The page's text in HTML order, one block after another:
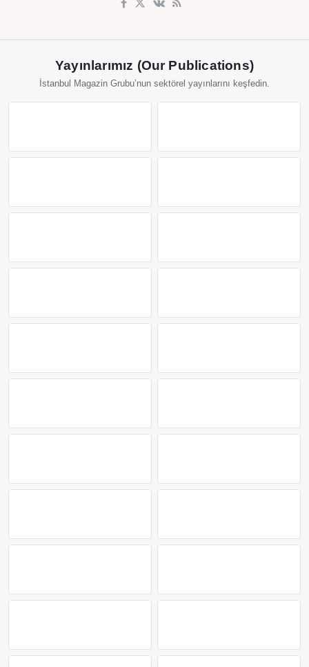
Yayınlarımız (Our Publications)
İstanbul Magazin Grubu’nun sektörel yayınlarını keşfedin.